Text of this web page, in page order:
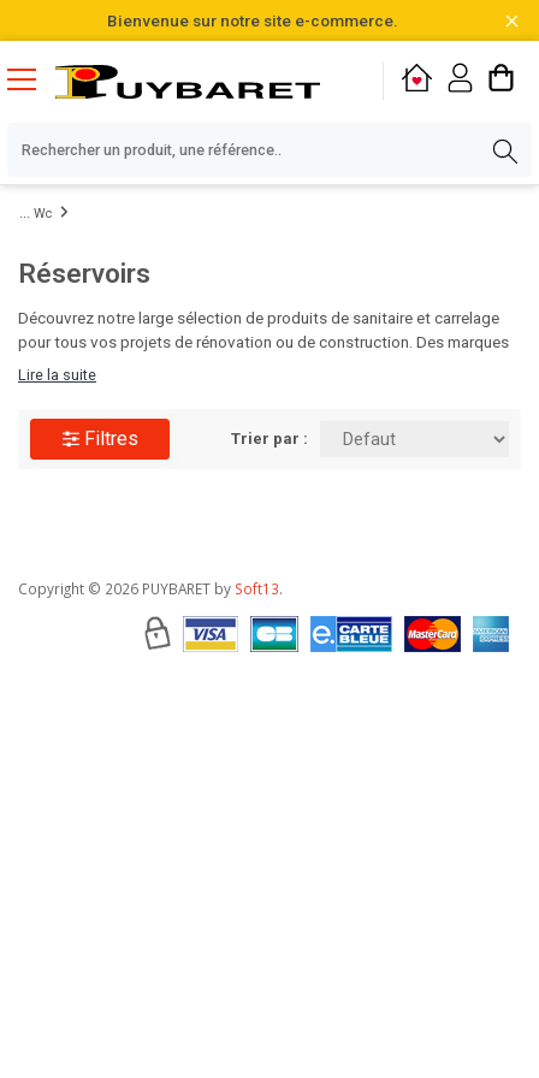
Bienvenue sur notre site e-commerce.
Wc
Réservoirs
Découvrez notre large sélection de produits de sanitaire et carrelage
pour tous vos projets de rénovation ou de construction. Des marques
de qualité, des designs variés et des matériaux durables vous
Lire la suite
Filtres Trier par :
Copyright © 2026 PUYBARET by Soft13.